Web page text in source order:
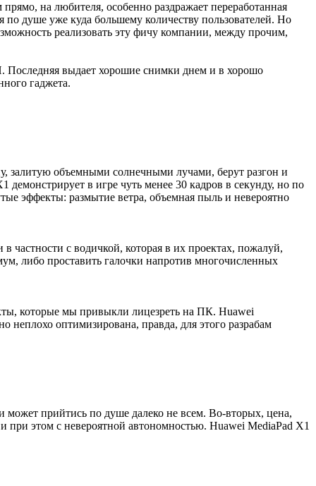
на любителя, особенно раздражает переработанная
душе уже куда большему количеству пользователей. Но
реализовать эту фичу компании, между прочим,
Последняя выдает хорошие снимки днем и в хорошо
гаджета.
залитую объемными солнечными лучами, берут разгон и
демонстрирует в игре чуть менее 30 кадров в секунду, но по
эффекты: размытие ветра, объемная пыль и невероятно
частности с водичкой, которая в их проектах, пожалуй,
либо проставить галочки напротив многочисленных
которые мы привыкли лицезреть на ПК. Huawei
неплохо оптимизирована, правда, для этого разрабам
может прийтись по душе далеко не всем. Во-вторых, цена,
этом с невероятной автономностью. Huawei MediaPad X1